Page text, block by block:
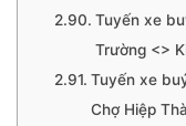
Tuyến xe
Trường <>
Tuyến xe
Chợ Hiệp